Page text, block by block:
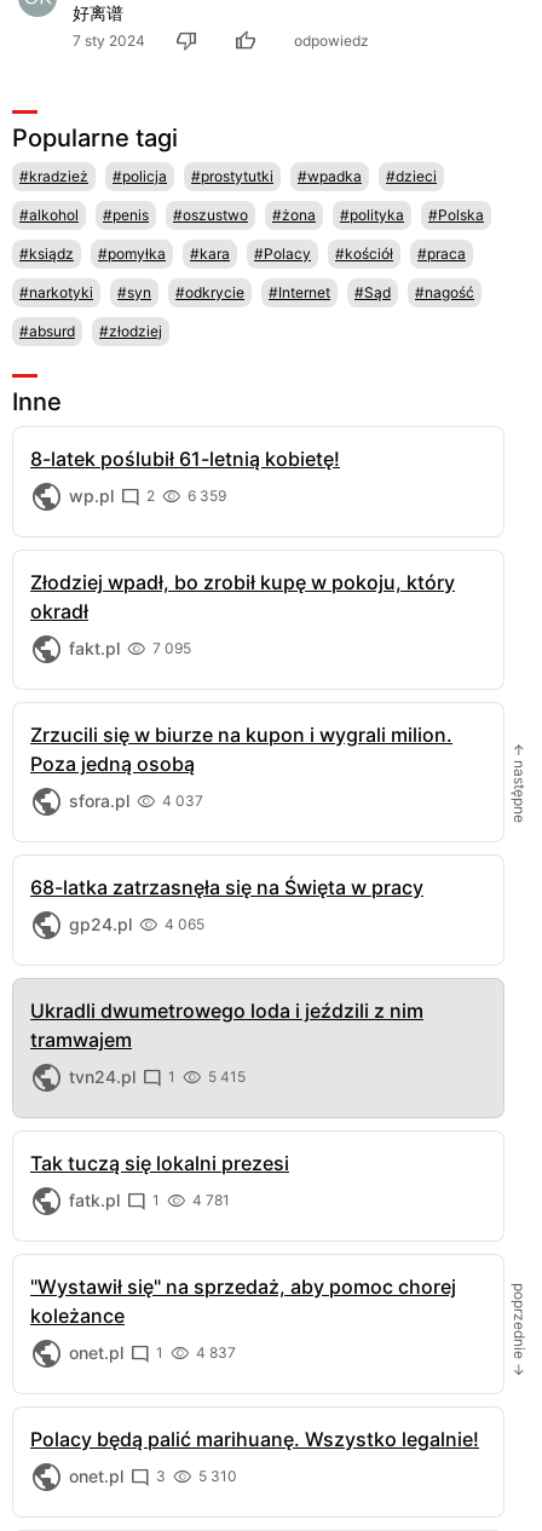
好离谱
7 sty 2024 odpowiedz
Popularne tagi
#kradzież #policja #prostytutki #wpadka #dzieci
#alkohol #penis #oszustwo #żona #polityka #Polska
#ksiądz #pomyłka #kara #Polacy #kościół #praca
#narkotyki #syn #odkrycie #Internet #Sąd #nagość
#absurd #złodziej
Inne
8-latek poślubił 61-letnią kobietę!
wp.pl 2 6 359
Złodziej wpadł, bo zrobił kupę w pokoju, który
okradł
fakt.pl 7 095
Zrzucili się w biurze na kupon i wygrali milion.
Poza jedną osobą
sfora.pl 4 037
68-latka zatrzasnęła się na Święta w pracy
gp24.pl 4 065
Ukradli dwumetrowego loda i jeździli z nim
tramwajem
tvn24.pl 1 5 415
Tak tuczą się lokalni prezesi
fatk.pl 1 4 781
"Wystawił się" na sprzedaż, aby pomoc chorej
koleżance
onet.pl 1 4 837
Polacy będą palić marihuanę. Wszystko legalnie!
onet.pl 3 5 310
← następne
poprzednie →